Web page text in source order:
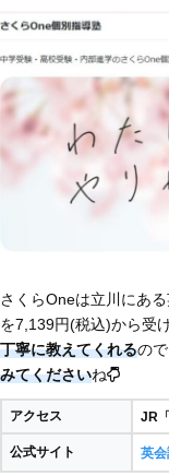
さくらOneは立川にある
を7,139円(税込)から受
丁寧に教えてくれるの
みてくださいね
アクセス JR
公式サイト 英会